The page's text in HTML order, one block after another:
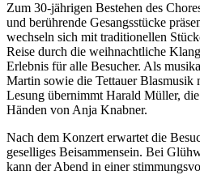
Zum 30-jährigen Bestehen des
und berührende Gesangsstücke
wechseln sich mit traditionellen
Reise durch die weihnachtliche
Erlebnis für alle Besucher. Als
Martin sowie die Tettauer
Lesung übernimmt Harald Müller,
Händen von Anja Knabner.
Nach dem Konzert erwartet die
geselliges Beisammensein. Bei
kann der Abend in einer